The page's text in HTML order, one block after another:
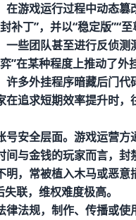
游戏运行过程中动态
补丁”，并以“稳定版”“至
些团队甚至进行反侦
”在某种程度上推动了外
多外挂程序暗藏后门
追求短期效率提升时，
安全层面。游戏运营方
与金钱的玩家而言，封
，常被植入木马或恶
联，维权难度极高。
律法规，制作、传播或